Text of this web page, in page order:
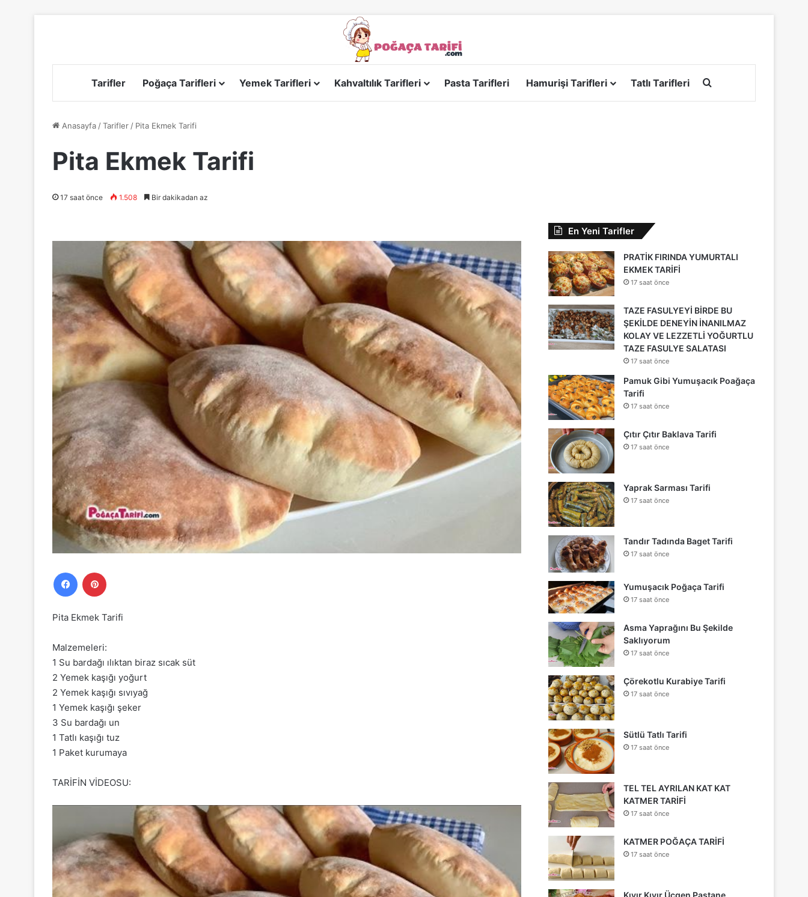
Tarifler Poğaça Tarifleri Yemek Tarifleri Kahvaltılık Tarifleri Pasta Tarifleri Hamurişi Tarifleri Tatlı Tarifleri
Anasayfa /Tarifler / Pita Ekmek Tarifi
Pita Ekmek Tarifi
17 saat önce 1.508 Bir dakikadan az
Facebook
Pita Ekmek Tarifi
Malzemeleri:
1 Su bardağı ılıktan biraz sıcak süt
2 Yemek kaşığı yoğurt
2 Yemek kaşığı sıvıyağ
1 Yemek kaşığı şeker
3 Su bardağı un
1 Tatlı kaşığı tuz
1 Paket kurumaya
TARİFİN VİDEOSU:
En Yeni Tarifler
PRATİK FIRINDA YUMURTALI
EKMEK TARİFİ
17 saat önce
TAZE FASULYEYİ BİRDE BU
ŞEKİLDE DENEYİN İNANILMAZ
KOLAY VE LEZZETLİ YOĞURTLU
TAZE FASULYE SALATASI
17 saat önce
Pamuk Gibi Yumuşacık Poağaça
Tarifi
17 saat önce
Çıtır Çıtır Baklava Tarifi
17 saat önce
Yaprak Sarması Tarifi
17 saat önce
Tandır Tadında Baget Tarifi
17 saat önce
Yumuşacık Poğaça Tarifi
17 saat önce
Asma Yaprağını Bu Şekilde
Saklıyorum
17 saat önce
Çörekotlu Kurabiye Tarifi
17 saat önce
Sütlü Tatlı Tarifi
17 saat önce
TEL TEL AYRILAN KAT KAT
KATMER TARİFİ
17 saat önce
KATMER POĞAÇA TARİFİ
17 saat önce